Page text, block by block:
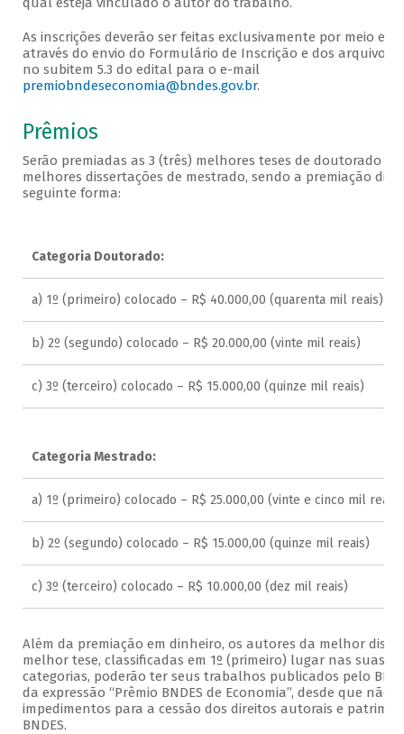
As inscrições deverão ser feitas exclusivamente por meio
através do envio do Formulário de Inscrição e dos arquivos
no subitem 5.3 do edital para o e-mail
premiobndeseconomia@bndes.gov.br.
Prêmios
Serão premiadas as 3 (três) melhores teses de doutorado e
melhores dissertações de mestrado, sendo a premiação
seguinte forma:
Categoria Doutorado:
a) 1º (primeiro) colocado – R$ 40.000,00 (quarenta mil reais)
b) 2º (segundo) colocado – R$ 20.000,00 (vinte mil reais)
c) 3º (terceiro) colocado – R$ 15.000,00 (quinze mil reais)
Categoria Mestrado:
a) 1º (primeiro) colocado – R$ 25.000,00 (vinte e cinco mil reais)
b) 2º (segundo) colocado – R$ 15.000,00 (quinze mil reais)
c) 3º (terceiro) colocado – R$ 10.000,00 (dez mil reais)
Além da premiação em dinheiro, os autores da melhor
melhor tese, classificadas em 1º (primeiro) lugar nas suas
categorias, poderão ter seus trabalhos publicados pelo
da expressão “Prêmio BNDES de Economia”, desde que não
impedimentos para a cessão dos direitos autorais e
BNDES.